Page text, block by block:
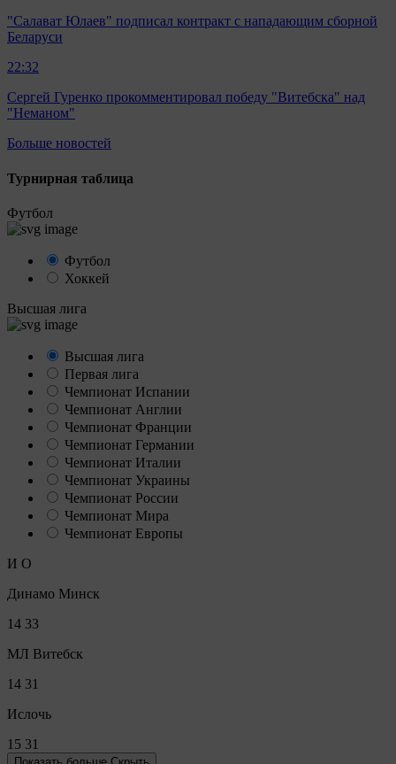
"Салават Юлаев" подписал контракт с нападающим сборной
Беларуси
22:32
Сергей Гуренко прокомментировал победу "Витебска" над
"Неманом"
Больше новостей
Турнирная таблица
Футбол
Футбол
Хоккей
Высшая лига
Высшая лига
Первая лига
Чемпионат Испании
Чемпионат Англии
Чемпионат Франции
Чемпионат Германии
Чемпионат Италии
Чемпионат Украины
Чемпионат России
Чемпионат Мира
Чемпионат Европы
И О
Динамо Минск
14 33
МЛ Витебск
14 31
Ислочь
15 31